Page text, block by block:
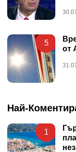
5
от
Най-
1